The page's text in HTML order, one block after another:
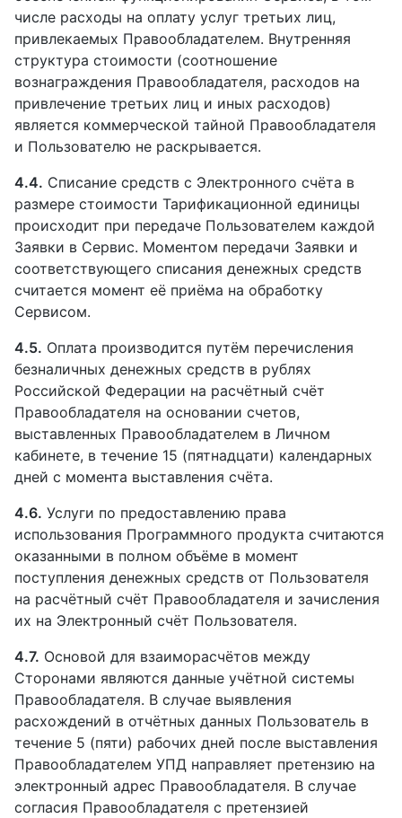
числе расходы на оплату услуг третьих лиц,
привлекаемых Правообладателем. Внутренняя
структура стоимости (соотношение
вознаграждения Правообладателя, расходов на
привлечение третьих лиц и иных расходов)
является коммерческой тайной Правообладателя
и Пользователю не раскрывается.
4.4. Списание средств с Электронного счёта в
размере стоимости Тарификационной единицы
происходит при передаче Пользователем каждой
Заявки в Сервис. Моментом передачи Заявки и
соответствующего списания денежных средств
считается момент её приёма на обработку
Сервисом.
4.5. Оплата производится путём перечисления
безналичных денежных средств в рублях
Российской Федерации на расчётный счёт
Правообладателя на основании счетов,
выставленных Правообладателем в Личном
кабинете, в течение 15 (пятнадцати) календарных
дней с момента выставления счёта.
4.6. Услуги по предоставлению права
использования Программного продукта считаются
оказанными в полном объёме в момент
поступления денежных средств от Пользователя
на расчётный счёт Правообладателя и зачисления
их на Электронный счёт Пользователя.
4.7. Основой для взаиморасчётов между
Сторонами являются данные учётной системы
Правообладателя. В случае выявления
расхождений в отчётных данных Пользователь в
течение 5 (пяти) рабочих дней после выставления
Правообладателем УПД направляет претензию на
электронный адрес Правообладателя. В случае
согласия Правообладателя с претензией